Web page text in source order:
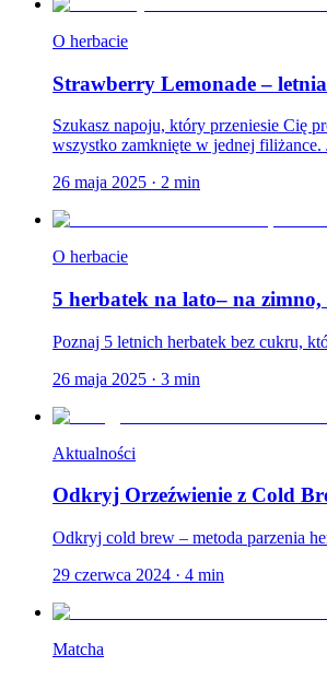
O herbacie
Strawberry Lemonade –
Szukasz napoju, który przeniesie Cię
wszystko zamknięte w jednej filiżance.
26 maja 2025 · 2 min
O herbacie
5 herbatek na lato– na zimno,
Poznaj 5 letnich herbatek bez cukru,
26 maja 2025 · 3 min
Aktualności
Odkryj Orzeźwienie z Cold
Odkryj cold brew – metoda parzenia
29 czerwca 2024 · 4 min
Matcha